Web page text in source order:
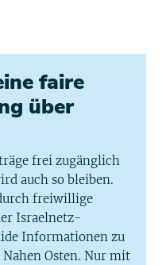
faire
über
frei zugänglich
auch so bleiben.
freiwillige
Israelnetz-
Informationen zu
Osten. Nur mit